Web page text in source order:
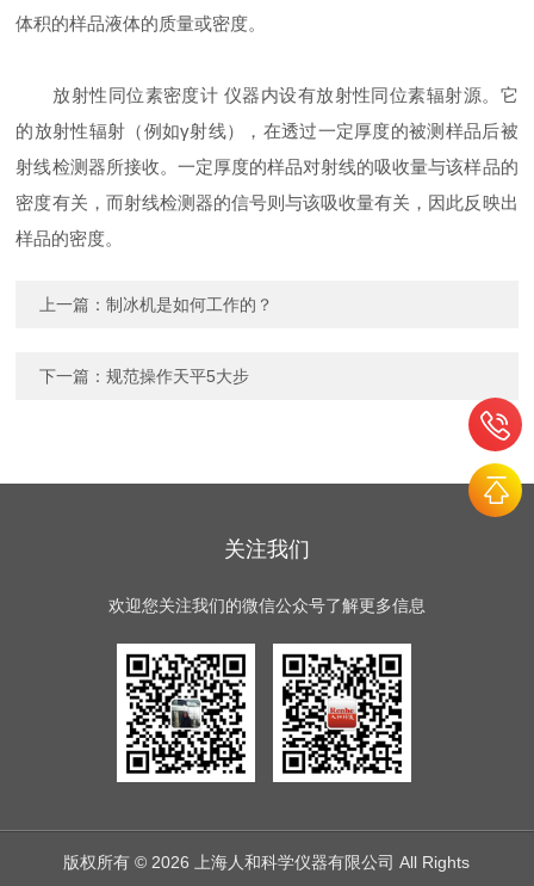
体积的样品液体的质量或密度。
放射性同位素密度计 仪器内设有放射性同位素辐射源。它
的放射性辐射（例如γ射线），在透过一定厚度的被测样品后被
射线检测器所接收。一定厚度的样品对射线的吸收量与该样品的
密度有关，而射线检测器的信号则与该吸收量有关，因此反映出
样品的密度。
上一篇：制冰机是如何工作的？
下一篇：规范操作天平5大步
关注我们
欢迎您关注我们的微信公众号了解更多信息
版权所有 © 2026 上海人和科学仪器有限公司 All Rights